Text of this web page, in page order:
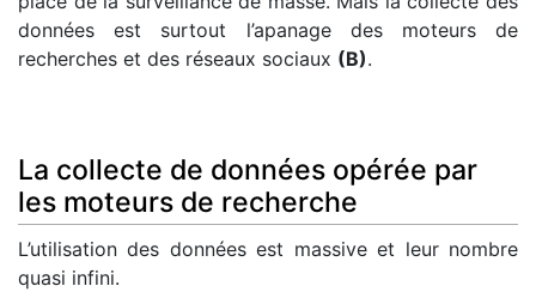
données est surtout l’apanage des moteurs de
recherches et des réseaux sociaux (B).
La collecte de données opérée par
les moteurs de recherche
L’utilisation des données est massive et leur nombre
quasi infini.